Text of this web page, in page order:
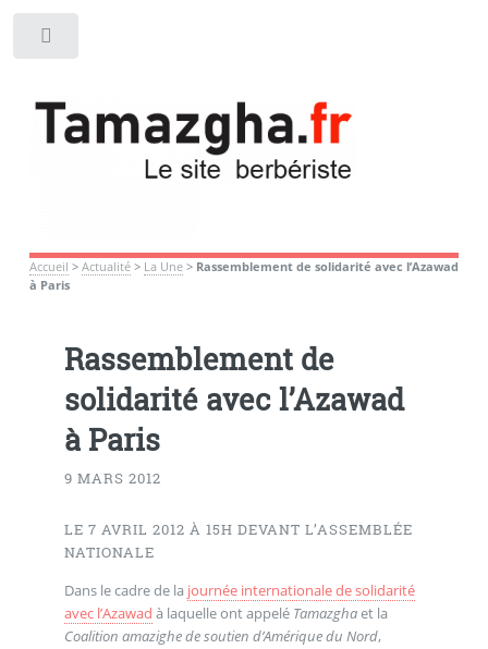
Accueil > Actualité> La Une> Rassemblement de solidarité avec l’Azawad
à Paris
Rassemblement de
solidarité avec l’Azawad
à Paris
9 MARS 2012
LE 7 AVRIL 2012 À 15H DEVANT L’ASSEMBLÉE
NATIONALE
Dans le cadre de la journée internationale de solidarité
avec l’Azawad à laquelle ont appelé Tamazghaet la
Coalition amazighe de soutien d’Amérique du Nord,